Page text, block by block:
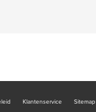
Klantenservice Sitemap